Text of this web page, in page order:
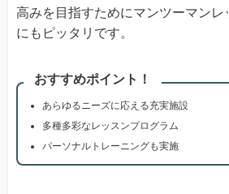
高みを目指すためにマンツーマンレ
にもピッタリです。
おすすめポイント！
あらゆるニーズに応える充実施設
多種多彩なレッスンプログラム
パーソナルトレーニングも実施